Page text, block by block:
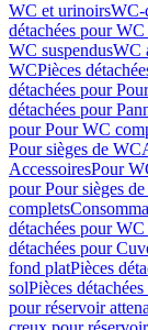
WC et urinoirsWC-
détachées pour
WC suspendusWC
WCPièces
détachées pour
détachées pour
pour Pour WC
Pour sièges de WC
AccessoiresPour
pour Pour sièges
complets
détachées pour WC
détachées pour
fond platPièces
solPièces
pour réservoir